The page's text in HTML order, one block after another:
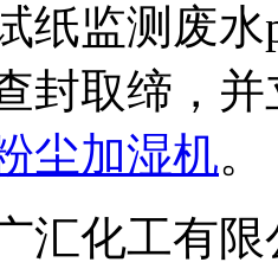
纸监测废
封取缔，
尘加湿机。
汇化工有